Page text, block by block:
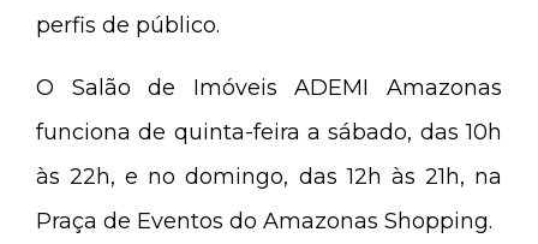
perfis de público.
O Salão de Imóveis ADEMI Amazonas
funciona de quinta-feira a sábado, das 10h
às 22h, e no domingo, das 12h às 21h, na
Praça de Eventos do Amazonas Shopping.